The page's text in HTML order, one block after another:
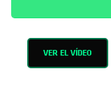
VER EL VÍDEO